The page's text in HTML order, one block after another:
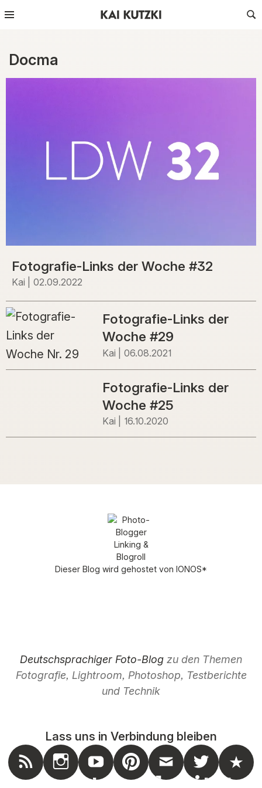
Docma
Fotografie-Links der Woche #32
Kai 02.09.2022
Fotografie-Links der
Woche #29
Kai 06.08.2021
Fotografie-Links der
Woche #25
Kai 16.10.2020
Dieser Blog wird gehostet von IONOS*
Deutschsprachiger Foto-Blog zu den Themen
Fotografie, Lightroom, Photoshop, Testberichte
und Technik
Lass uns in Verbindung bleiben